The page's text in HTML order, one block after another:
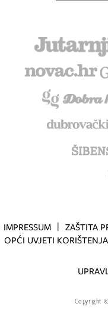
IMPRESSUM ZAŠTITA
OPĆI UVJETI KORIŠTENJA
Copyright